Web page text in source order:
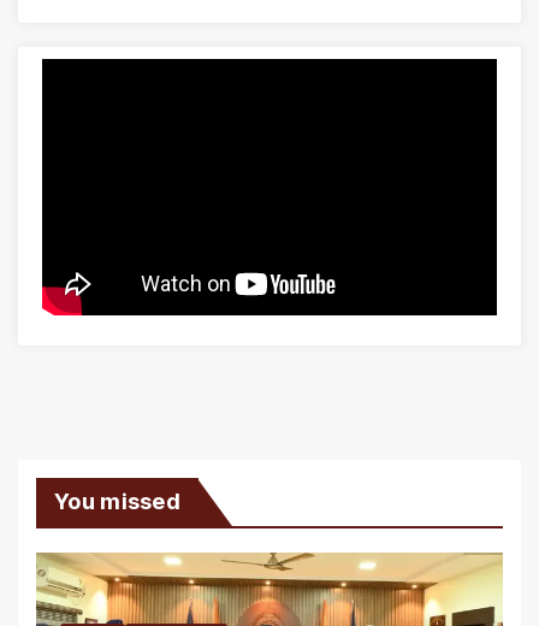
You missed